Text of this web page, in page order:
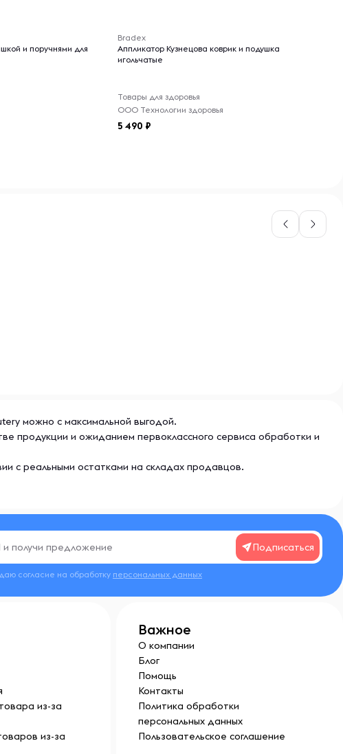
и поручнями для
Bradex
Аппликатор Кузнецова коврик и подушка
игольчатые
Товары для здоровья
ООО Технологии здоровья
5 490
можно с максимальной выгодой.
продукции и ожиданием первоклассного сервиса обработки и
с реальными остатками на складах продавцов.
Подписаться
согласие на обработку персональных данных
из-за
из-за
Важное
О компании
Блог
Помощь
Контакты
Политика обработки
персональных данных
Пользовательское соглашение